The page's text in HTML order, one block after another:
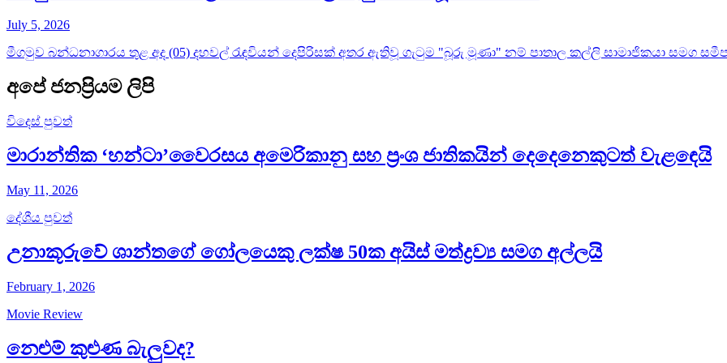
July 5, 2026
මීගමුව බන්ධනාගාරය තුළ අද (05) දහවල් රැඳවියන් දෙපිරිසක් අතර ඇතිවූ ගැටුම "බූරු මූණා" නම් පාතාල කල්ලි සාමාජිකයා සමග සමීප
අපේ ජනප්‍රියම ලිපි
විදෙස් පුවත්
මාරාන්තික ‘හන්ටා’වෛරසය අමෙරිකානු සහ ප්‍රංශ ජාතිකයින් දෙදෙනෙකුටත් වැළඳෙයි
May 11, 2026
දේශීය පුවත්
උනාකූරුවේ ශාන්තගේ ගෝලයෙකු ලක්ෂ 50ක අයිස් මත්ද්‍රව්‍ය සමග අල්ලයි
February 1, 2026
Movie Review
නෙළුම් කුළුණ බැලුවද​?